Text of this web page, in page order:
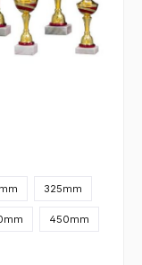
325mm
450mm